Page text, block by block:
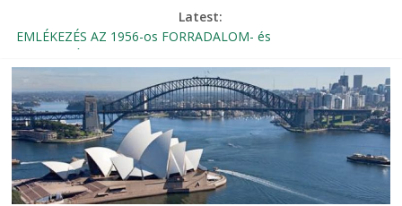
Latest:
EMLÉKEZÉS AZ 1956-os FORRADALOM- és
Magyar Rádió Mozaik élő bejelentkezése a Magyar Házból
Beszámoló – 1956-os október 23-i megemlékezés, Sydney
2024
THE KNIGHTLY ORDER OF VITÉZ – INVITATION
Szent Erzsébet Otthon Búcsú